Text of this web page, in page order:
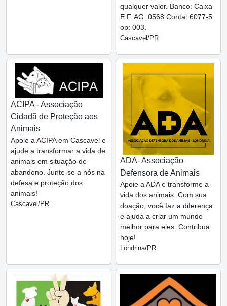
qualquer valor. Banco: Caixa
E.F. AG. 0568 Conta: 6077-5
op: 003.
Cascavel/PR
ACIPA - Associação
Cidadã de Proteção aos
Animais
Apoie a ACIPA em Cascavel e
ajude a transformar a vida de
animais em situação de
abandono. Junte-se a nós na
defesa e proteção dos
animais!
Cascavel/PR
ADA- Associação
Defensora de Animais
Apoie a ADA e transforme a
vida dos animais. Com sua
doação, você faz a diferença
e ajuda a criar um mundo
melhor para eles. Contribua
hoje!
Londrina/PR